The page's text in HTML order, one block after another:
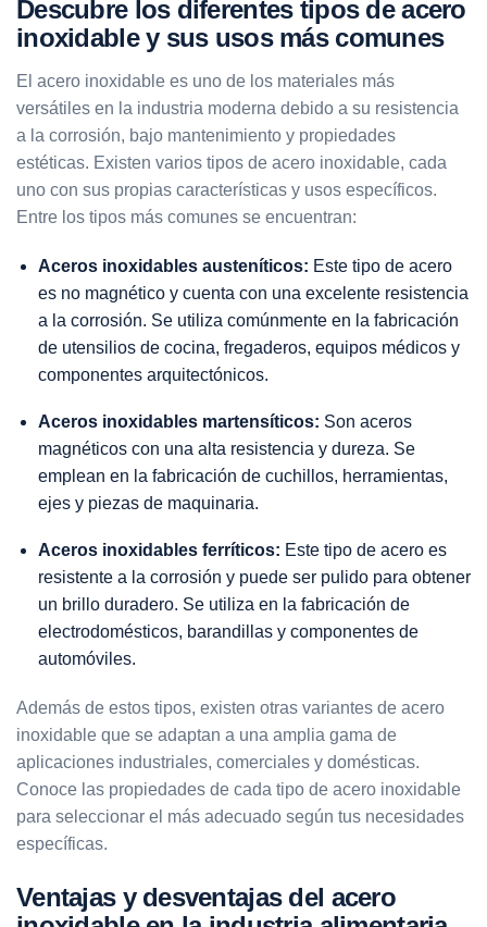
Descubre los diferentes tipos de acero
inoxidable y sus usos más comunes
El acero inoxidable es uno de los materiales más
versátiles en la industria moderna debido a su resistencia
a la corrosión, bajo mantenimiento y propiedades
estéticas. Existen varios tipos de acero inoxidable, cada
uno con sus propias características y usos específicos.
Entre los tipos más comunes se encuentran:
Aceros inoxidables austeníticos: Este tipo de acero
es no magnético y cuenta con una excelente resistencia
a la corrosión. Se utiliza comúnmente en la fabricación
de utensilios de cocina, fregaderos, equipos médicos y
componentes arquitectónicos.
Aceros inoxidables martensíticos: Son aceros
magnéticos con una alta resistencia y dureza. Se
emplean en la fabricación de cuchillos, herramientas,
ejes y piezas de maquinaria.
Aceros inoxidables ferríticos: Este tipo de acero es
resistente a la corrosión y puede ser pulido para obtener
un brillo duradero. Se utiliza en la fabricación de
electrodomésticos, barandillas y componentes de
automóviles.
Además de estos tipos, existen otras variantes de acero
inoxidable que se adaptan a una amplia gama de
aplicaciones industriales, comerciales y domésticas.
Conoce las propiedades de cada tipo de acero inoxidable
para seleccionar el más adecuado según tus necesidades
específicas.
Ventajas y desventajas del acero